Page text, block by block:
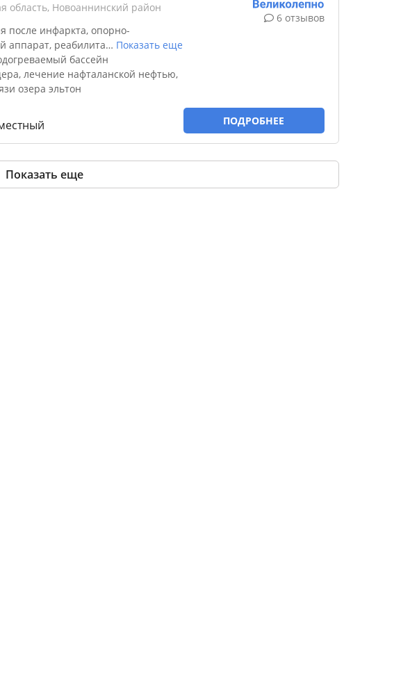
область, Новоаннинский район
после инфаркта, опорно-
аппарат, реабилита… Показать еще
бассейн
лечение нафталанской нефтью,
озера эльтон
6 отзывов
ПОДРОБНЕЕ
Показать еще